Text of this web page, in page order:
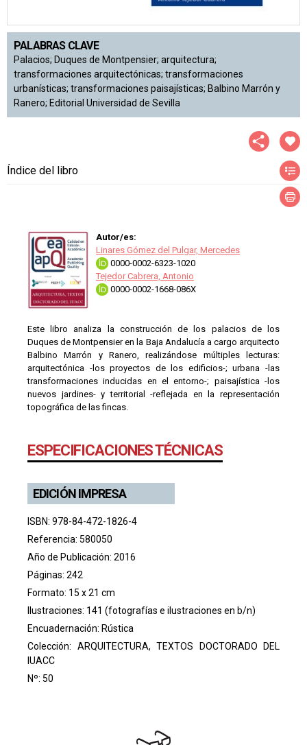
PALABRAS CLAVE
Palacios; Duques de Montpensier; arquitectura;
transformaciones arquitectónicas; transformaciones
urbanísticas; transformaciones paisajísticas; Balbino Marrón y
Ranero; Editorial Universidad de Sevilla
Índice del libro
Autor/es:
Linares Gómez del Pulgar, Mercedes
0000-0002-6323-1020
Tejedor Cabrera, Antonio
0000-0002-1668-086X
Este libro analiza la construcción de los palacios de los
Duques de Montpensier en la Baja Andalucía a cargo arquitecto
Balbino Marrón y Ranero, realizándose múltiples lecturas:
arquitectónica -los proyectos de los edificios-; urbana -las
transformaciones inducidas en el entorno-; paisajística -los
nuevos jardines- y territorial -reflejada en la representación
topográfica de las fincas.
ESPECIFICACIONES TÉCNICAS
EDICIÓN IMPRESA
ISBN: 978-84-472-1826-4
Referencia: 580050
Año de Publicación: 2016
Páginas: 242
Formato: 15 x 21 cm
Ilustraciones: 141 (fotografías e ilustraciones en b/n)
Encuadernación: Rústica
Colección: ARQUITECTURA, TEXTOS DOCTORADO DEL
IUACC
Nº: 50